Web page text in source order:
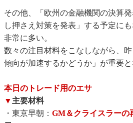
その他、「欧州の金融機関の決算
し押さえ対策を発表」する予定に
非常に多い。
数々の注目材料をこなしながら、
傾向が加速するかどうか」が重要と
本日のトレード用のエサ
▼主要材料
・東京早朝： GM＆クライスラーの